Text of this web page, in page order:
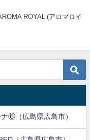
ROYAL (アロマロイ
⑥（広島県広島市）